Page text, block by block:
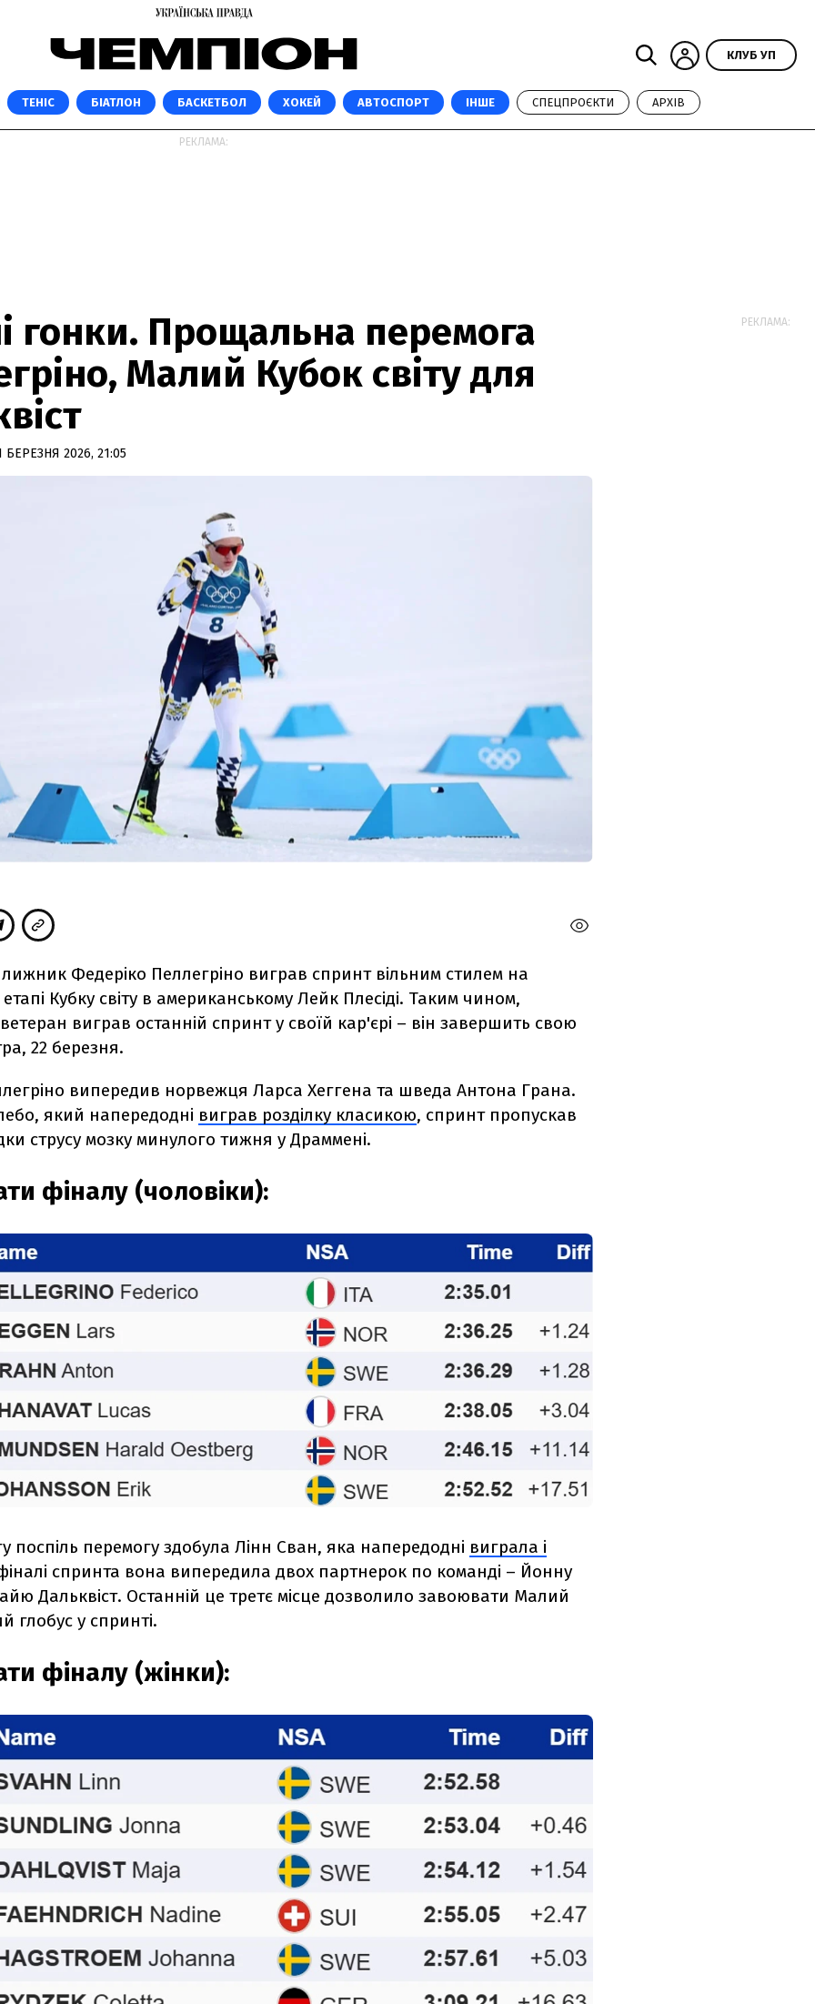
КЛУБ УП
ТЕНІС БІАТЛОН БАСКЕТБОЛ ХОКЕЙ АВТОСПОРТ ІНШЕ СПЕЦПРОЄКТИ АРХІВ
РЕКЛАМА:
гонки. Прощальна перемога
Малий Кубок світу для
БЕРЕЗНЯ 2026, 21:05
лижник Федеріко Пеллегріно виграв спринт вільним стилем на
Кубку світу в американському Лейк Плесіді. Таким чином,
ветеран виграв останній спринт у своїй кар'єрі – він завершить свою
22 березня.
випередив норвежця Ларса Хеггена та шведа Антона Грана.
який напередодні виграв розділку класикою, спринт пропускав
струсу мозку минулого тижня у Драммені.
фіналу (чоловіки):
поспіль перемогу здобула Лінн Сван, яка напередодні виграла і
спринта вона випередила двох партнерок по команді – Йонну
Дальквіст. Останній це третє місце дозволило завоювати Малий
глобус у спринті.
фіналу (жінки):
РЕКЛАМА: